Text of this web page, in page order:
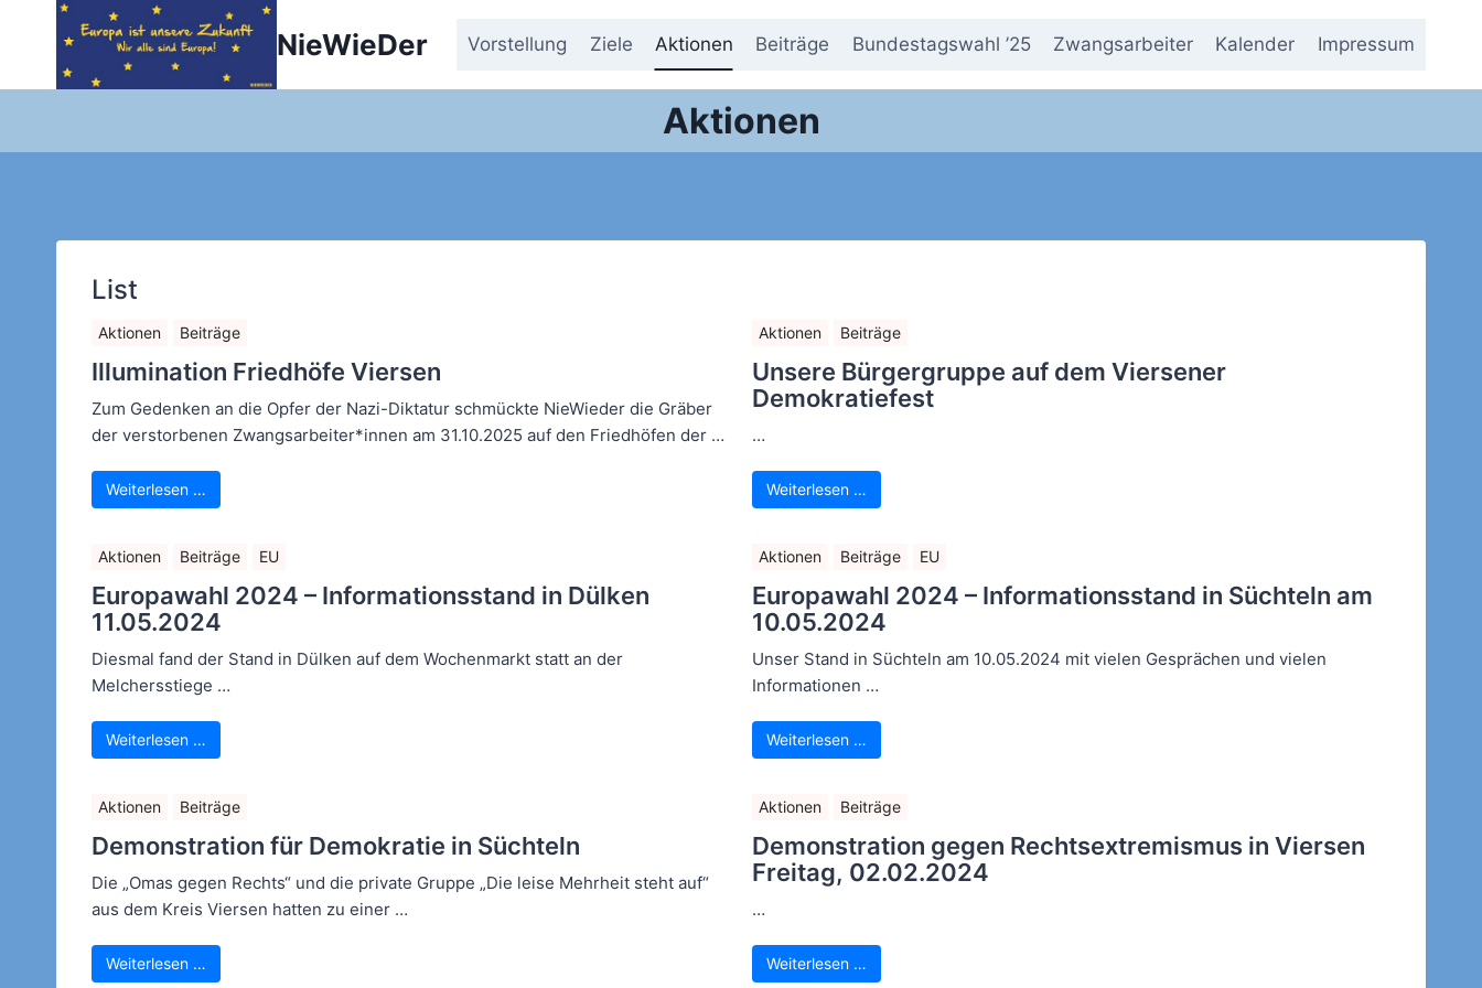
springen
NieWieDer Vorstellung Ziele Aktionen Beiträge Bundestagswahl ’25 Zwangsarbeiter Kalender Impressum
Aktionen
List
Aktionen Beiträge
Illumination Friedhöfe Viersen
Zum Gedenken an die Opfer der Nazi-Diktatur schmückte NieWieder die Gräber
der verstorbenen Zwangsarbeiter*innen am 31.10.2025 auf den Friedhöfen der …
Weiterlesen …
Aktionen Beiträge
Unsere Bürgergruppe auf dem Viersener
Demokratiefest
…
Weiterlesen …
Aktionen Beiträge EU
Europawahl 2024 – Informationsstand in Dülken
11.05.2024
Diesmal fand der Stand in Dülken auf dem Wochenmarkt statt an der
Melchersstiege …
Weiterlesen …
Aktionen Beiträge EU
Europawahl 2024 – Informationsstand in Süchteln am
10.05.2024
Unser Stand in Süchteln am 10.05.2024 mit vielen Gesprächen und vielen
Informationen …
Weiterlesen …
Aktionen Beiträge
Demonstration für Demokratie in Süchteln
Die „Omas gegen Rechts“ und die private Gruppe „Die leise Mehrheit steht auf“
aus dem Kreis Viersen hatten zu einer …
Weiterlesen …
Aktionen Beiträge
Demonstration gegen Rechtsextremismus in Viersen
Freitag, 02.02.2024
…
Weiterlesen …